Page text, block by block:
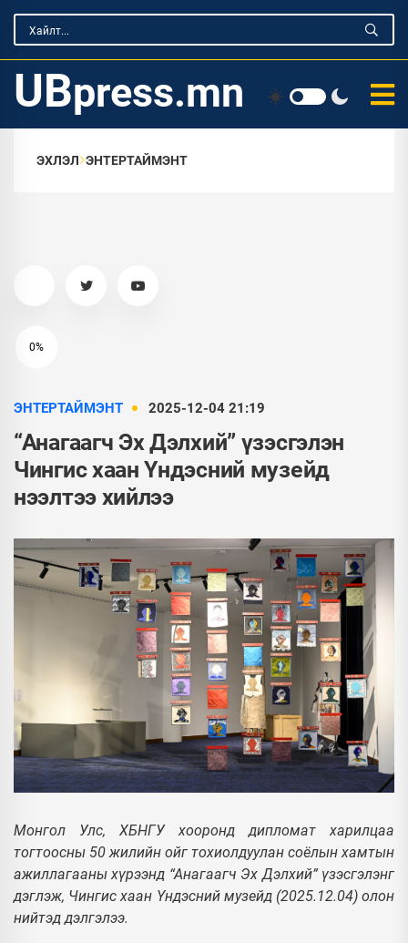
UBpress.mn
ЭХЛЭЛ ЭНТЕРТАЙМЭНТ
0%
ЭНТЕРТАЙМЭНТ 2025-12-04 21:19
“Анагаагч Эх Дэлхий” үзэсгэлэн
Чингис хаан Үндэсний музейд
нээлтээ хийлээ
Монгол Улс, ХБНГУ хооронд дипломат харилцаа
тогтоосны 50 жилийн ойг тохиолдуулан соёлын хамтын
ажиллагааны хүрээнд “Анагаагч Эх Дэлхий” үзэсгэлэнг
дэглэж, Чингис хаан Үндэсний музейд (2025.12.04) олон
нийтэд дэлгэлээ.